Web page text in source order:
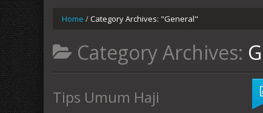
Home /Category Archives: "General"
Category Archives:
Tips Umum Haji